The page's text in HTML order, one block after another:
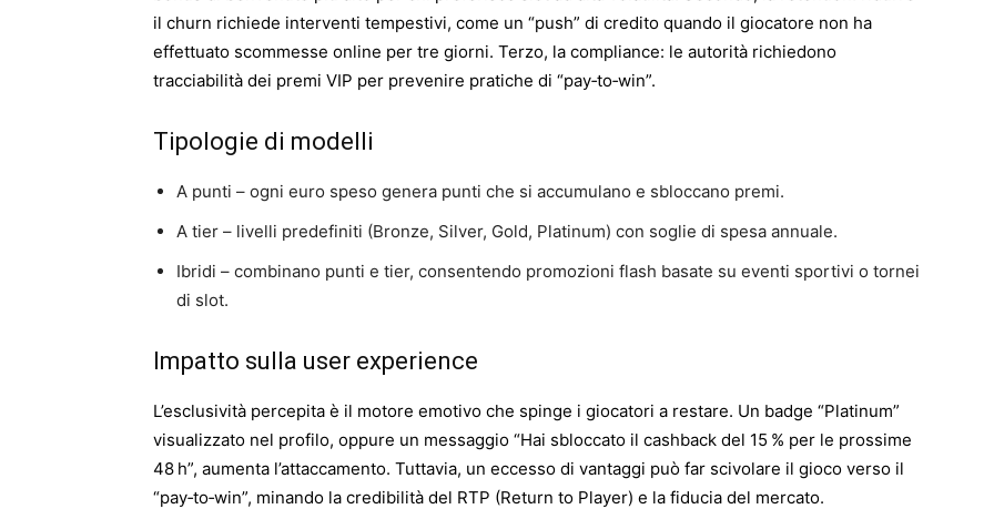
il churn richiede interventi tempestivi, come un “push” di credito quando il giocatore non ha
effettuato scommesse online per tre giorni. Terzo, la compliance: le autorità richiedono
tracciabilità dei premi VIP per prevenire pratiche di “pay‑to‑win”.
Tipologie di modelli
A punti – ogni euro speso genera punti che si accumulano e sbloccano premi.
A tier – livelli predefiniti (Bronze, Silver, Gold, Platinum) con soglie di spesa annuale.
Ibridi – combinano punti e tier, consentendo promozioni flash basate su eventi sportivi o tornei
di slot.
Impatto sulla user experience
L’esclusività percepita è il motore emotivo che spinge i giocatori a restare. Un badge “Platinum”
visualizzato nel profilo, oppure un messaggio “Hai sbloccato il cashback del 15 % per le prossime
48 h”, aumenta l’attaccamento. Tuttavia, un eccesso di vantaggi può far scivolare il gioco verso il
“pay‑to‑win”, minando la credibilità del RTP (Return to Player) e la fiducia del mercato.